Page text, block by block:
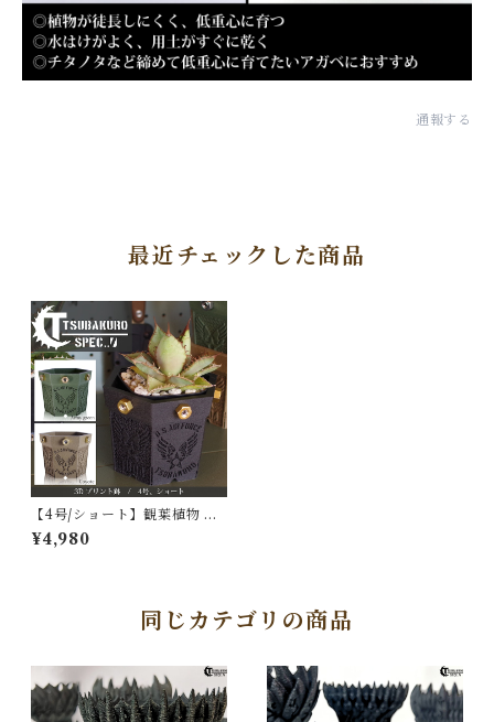
通報する
最近チェックした商品
【4号/ショート】観葉植物 鉢
3Dプリント鉢 アガベ鉢 植木
鉢 3Dプリント製 塊根植物 コ
ンスベリア 塊根 植物 鉢 ブラ
ンド メッシュ パキポディウム
¥4,980
同じカテゴリの商品